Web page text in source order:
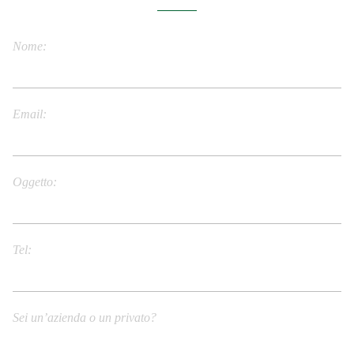
Nome
Email
Oggetto
Tel
Sei un’azienda o un privato?